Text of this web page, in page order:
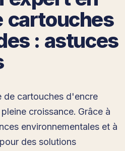
cartouches
: astuces
de cartouches d'encre
croissance. Grâce à
environnementales et à
des solutions